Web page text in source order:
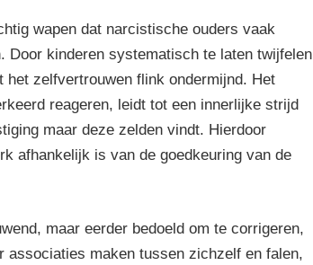
wapen dat narcistische ouders vaak
Door kinderen systematisch te laten twijfelen
het zelfvertrouwen flink ondermijnd. Het
reageren, leidt tot een innerlijke strijd
maar deze zelden vindt. Hierdoor
afhankelijk is van de goedkeuring van de
maar eerder bedoeld om te corrigeren,
associaties maken tussen zichzelf en falen,